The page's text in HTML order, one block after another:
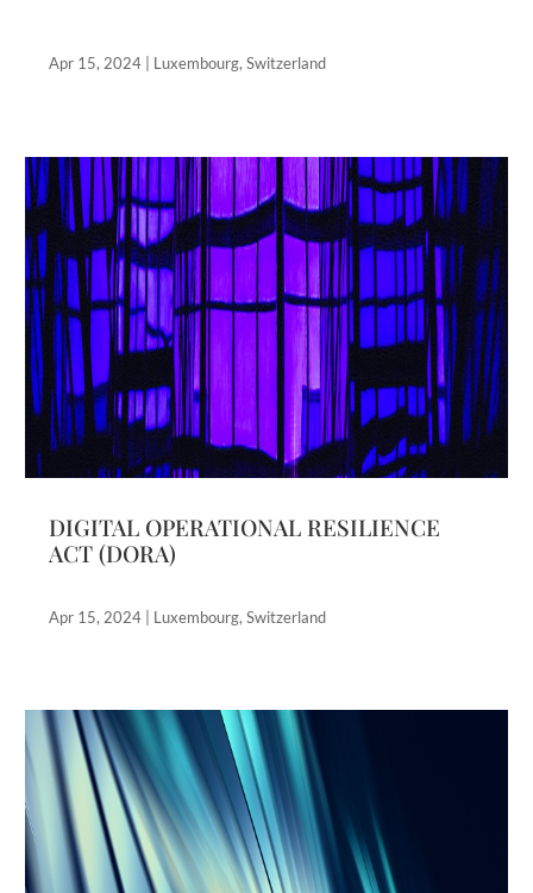
Apr 15, 2024 Luxembourg,Switzerland
DIGITAL OPERATIONAL RESILIENCE
ACT (DORA)
Apr 15, 2024 Luxembourg,Switzerland